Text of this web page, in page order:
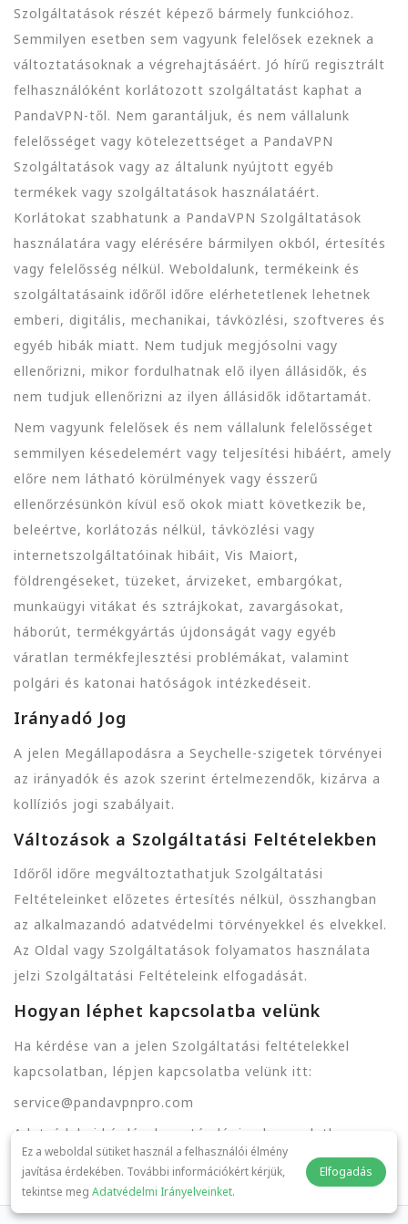
Szolgáltatások részét képező bármely funkcióhoz.
Semmilyen esetben sem vagyunk felelősek ezeknek a
változtatásoknak a végrehajtásáért. Jó hírű regisztrált
felhasználóként korlátozott szolgáltatást kaphat a
PandaVPN-től. Nem garantáljuk, és nem vállalunk
felelősséget vagy kötelezettséget a PandaVPN
Szolgáltatások vagy az általunk nyújtott egyéb
termékek vagy szolgáltatások használatáért.
Korlátokat szabhatunk a PandaVPN Szolgáltatások
használatára vagy elérésére bármilyen okból, értesítés
vagy felelősség nélkül. Weboldalunk, termékeink és
szolgáltatásaink időről időre elérhetetlenek lehetnek
emberi, digitális, mechanikai, távközlési, szoftveres és
egyéb hibák miatt. Nem tudjuk megjósolni vagy
ellenőrizni, mikor fordulhatnak elő ilyen állásidők, és
nem tudjuk ellenőrizni az ilyen állásidők időtartamát.
Nem vagyunk felelősek és nem vállalunk felelősséget
semmilyen késedelemért vagy teljesítési hibáért, amely
előre nem látható körülmények vagy ésszerű
ellenőrzésünkön kívül eső okok miatt következik be,
beleértve, korlátozás nélkül, távközlési vagy
internetszolgáltatóinak hibáit, Vis Maiort,
földrengéseket, tüzeket, árvizeket, embargókat,
munkaügyi vitákat és sztrájkokat, zavargásokat,
háborút, termékgyártás újdonságát vagy egyéb
váratlan termékfejlesztési problémákat, valamint
polgári és katonai hatóságok intézkedéseit.
Irányadó Jog
A jelen Megállapodásra a Seychelle-szigetek törvényei
az irányadók és azok szerint értelmezendők, kizárva a
kollíziós jogi szabályait.
Változások a Szolgáltatási Feltételekben
Időről időre megváltoztathatjuk Szolgáltatási
Feltételeinket előzetes értesítés nélkül, összhangban
az alkalmazandó adatvédelmi törvényekkel és elvekkel.
Az Oldal vagy Szolgáltatások folyamatos használata
jelzi Szolgáltatási Feltételeink elfogadását.
Hogyan léphet kapcsolatba velünk
Ha kérdése van a jelen Szolgáltatási feltételekkel
kapcsolatban, lépjen kapcsolatba velünk itt:
service@pandavpnpro.com
Adatvédelmi kérdések esetén lépjen kapcsolatba:
privacy@pandavpnpro.com
Ez a weboldal sütiket használ a felhasználói élmény
javítása érdekében. További információkért kérjük,
tekintse meg Adatvédelmi Irányelveinket.
Elfogadás